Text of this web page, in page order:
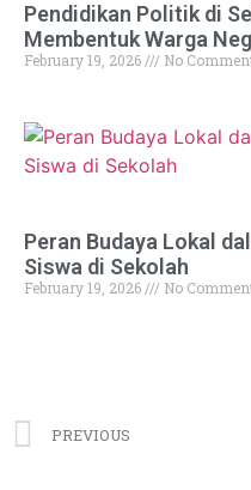
Pendidikan Politik di
Membentuk Warga
February 19, 2026 No
Peran Budaya Lokal
Siswa di Sekolah
February 19, 2026 No
PREVIOUS